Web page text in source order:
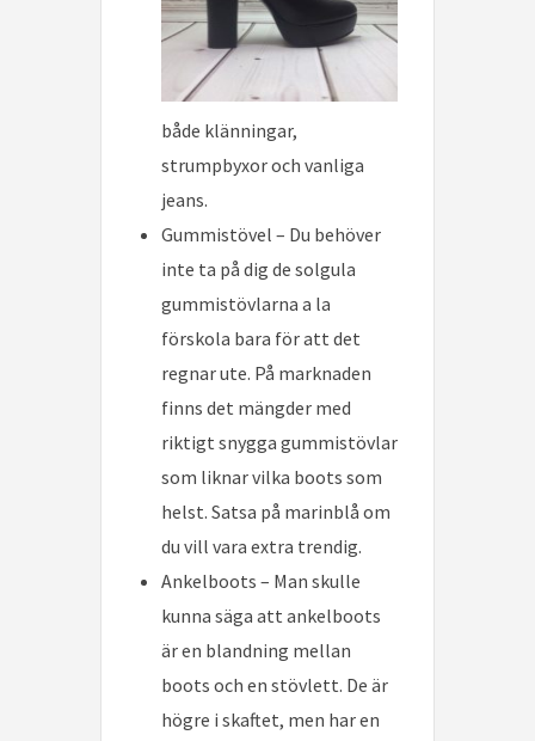
både klänningar,
strumpbyxor och vanliga
jeans.
Gummistövel – Du behöver
inte ta på dig de solgula
gummistövlarna a la
förskola bara för att det
regnar ute. På marknaden
finns det mängder med
riktigt snygga gummistövlar
som liknar vilka boots som
helst. Satsa på marinblå om
du vill vara extra trendig.
Ankelboots – Man skulle
kunna säga att ankelboots
är en blandning mellan
boots och en stövlett. De är
högre i skaftet, men har en